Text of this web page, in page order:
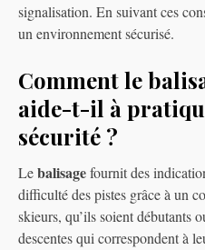
signalisation. En suivant ces
un environnement sécurisé.
Comment le
aide-t-il à
sécurité ?
Lebalisagefournit des
difficulté des pistes grâce à un
skieurs, qu’ils soient débutants
descentes qui correspondent à